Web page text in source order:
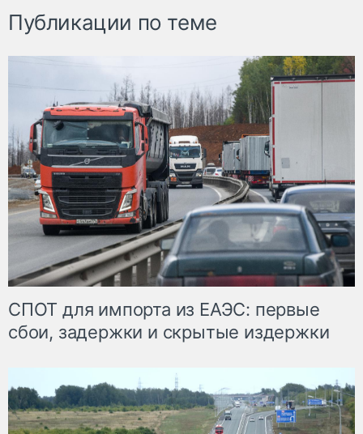
Публикации по теме
СПОТ для импорта из ЕАЭС: первые
сбои, задержки и скрытые издержки